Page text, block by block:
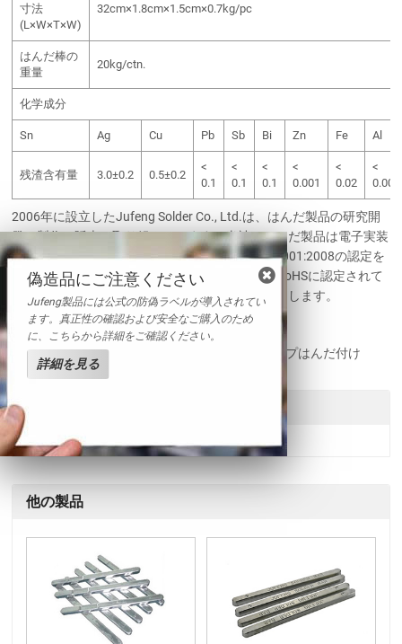
寸法
(L×W×T×W)
32cm×1.8cm×1.5cm×0.7kg/pc
はんだ棒の
重量
20kg/ctn.
化学成分
Sn Ag Cu Pb Sb Bi Zn Fe Al
残渣含有量 3.0±0.2 0.5±0.2
<
0.1
<
0.1
<
0.1
<
0.001
<
0.02
<
0.001
2006年に設立したJufeng Solder Co., Ltd.は、はんだ製品の研究開
発、製作、販売に取り組んでいます。当社のはんだ製品は電子実装
に広く活用されています。ISO9001:2000とISO9001:2008の認定を
取得した当社は、環境にやさしい製品もSGS 、RoHSに認定されて
います。高信頼性のはんだ製品をお客様にお届けします。
関連名称
SnAgCu系はんだ | 電子実装はんだ棒｜ディップはんだ付け
他の製品
偽造品にご注意ください
Jufeng製品には公式の防偽ラベルが導入されてい
ます。真正性の確認および安全なご購入のため
に、こちらから詳細をご確認ください。
詳細を見る